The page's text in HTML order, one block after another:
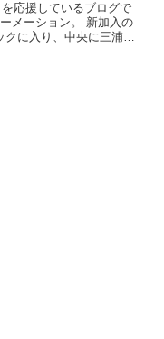
応援しているブログで
メーション。 新加入の
クに入り、中央に三浦選